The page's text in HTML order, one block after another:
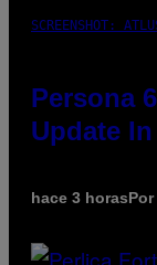
SCREENSHOT:
Persona
Update
hace 3 horasPor